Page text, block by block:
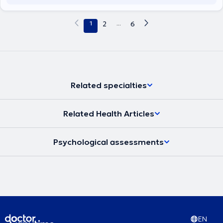
1 2 ... 6
Related specialties
Related Health Articles
Psychological assessments
EN